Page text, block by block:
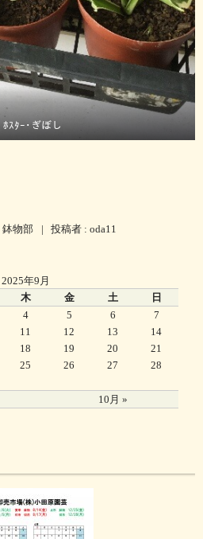
ﾎｽﾀｰ･ぎぼし
鉢物部 | 投稿者 : oda11
2025年9月
木 金 土 日
10月 »
4 5 6
7
11 12 13
14
18 19 20
21
25 26 27
28